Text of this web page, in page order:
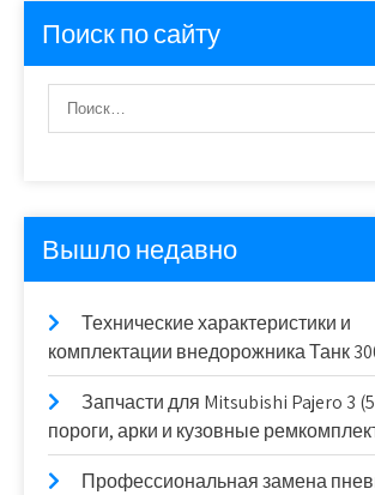
Поиск по сайту
Вышло недавно
Технические характеристики и
комплектации внедорожника Танк
Запчасти для Mitsubishi Pajero 3
пороги, арки и кузовные
Профессиональная замена